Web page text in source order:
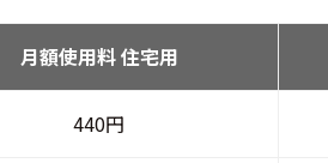
月額使用料 住宅用
440円